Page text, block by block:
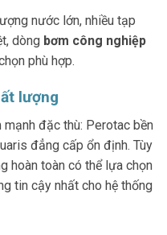
nước lớn, nhiều tạp
dòng bơm công nghiệp
phù hợp.
lượng
đặc thù: Perotac bền
đẳng cấp ổn định. Tùy
hoàn toàn có thể lựa chọn
tin cậy nhất cho hệ thống